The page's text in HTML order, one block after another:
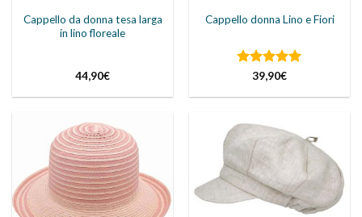
Cappello da donna tesa larga
in lino floreale
44,90€
Cappello donna Lino e Fiori
Valutato5
39,90€